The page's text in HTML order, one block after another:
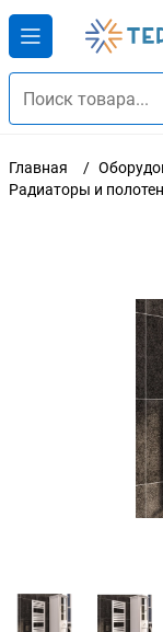
Главная
Радиаторы и